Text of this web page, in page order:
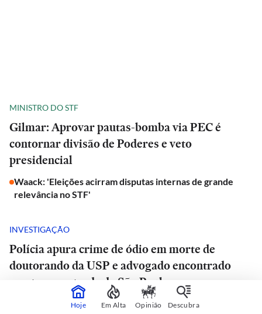
MINISTRO DO STF
Gilmar: Aprovar pautas-bomba via PEC é
contornar divisão de Poderes e veto
presidencial
Waack: 'Eleições acirram disputas internas de grande
relevância no STF'
INVESTIGAÇÃO
Polícia apura crime de ódio em morte de
doutorando da USP e advogado encontrado
morto em estrada de São Paulo
Quem era o advogado achado morto
Hoje Em Alta Opinião Descubra